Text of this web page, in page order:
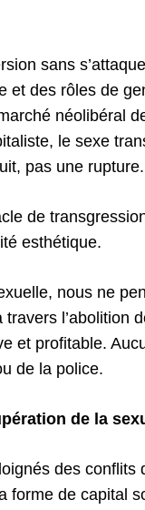
sans
et des rôles de
néolibéral
le sexe
pas une rupture.
de
esthétique.
nous ne
l’abolition
et profitable.
de la police.
de la
des
forme de capital